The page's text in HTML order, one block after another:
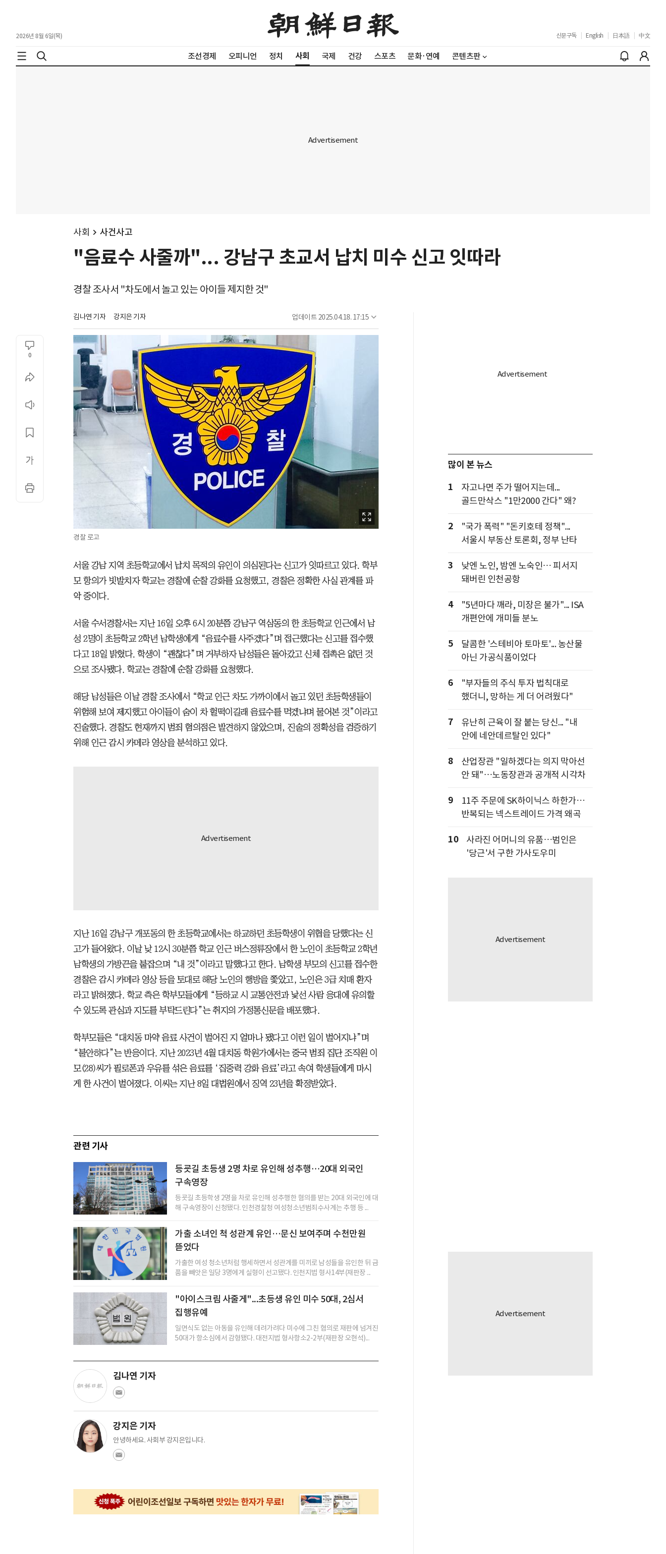
2026년 8월 6일(목) 신문구독 English 日本語 中文
조선경제 오피니언 정치 사회 국제 건강 스포츠 문화·연예 콘텐츠판
사회 사건사고
"음료수 사줄까"... 강남구 초교서 납치 미수 신고 잇따라
경찰 조사서 "차도에서 놀고 있는 아이들 제지한 것"
김나연 기자 강지은 기자 업데이트 2025.04.18. 17:15
0
경찰 로고
서울 강남 지역 초등학교에서 납치 목적의 유인이 의심된다는 신고가 잇따르고 있다. 학부
모 항의가 빗발치자 학교는 경찰에 순찰 강화를 요청했고, 경찰은 정확한 사실 관계를 파
악 중이다.
서울 수서경찰서는 지난 16일 오후 6시 20분쯤 강남구 역삼동의 한 초등학교 인근에서 남
성 2명이 초등학교 2학년 남학생에게 “음료수를 사주겠다”며 접근했다는 신고를 접수했
다고 18일 밝혔다. 학생이 “괜찮다”며 거부하자 남성들은 돌아갔고 신체 접촉은 없던 것
으로 조사됐다. 학교는 경찰에 순찰 강화를 요청했다.
해당 남성들은 이날 경찰 조사에서 “학교 인근 차도 가까이에서 놀고 있던 초등학생들이
위험해 보여 제지했고 아이들이 숨이 차 헐떡이길래 음료수를 먹겠냐며 물어본 것”이라고
진술했다. 경찰도 현재까지 범죄 혐의점은 발견하지 않았으며, 진술의 정확성을 검증하기
위해 인근 감시 카메라 영상을 분석하고 있다.
지난 16일 강남구 개포동의 한 초등학교에서는 하교하던 초등학생이 위협을 당했다는 신
고가 들어왔다. 이날 낮 12시 30분쯤 학교 인근 버스정류장에서 한 노인이 초등학교 2학년
남학생의 가방끈을 붙잡으며 “내 것”이라고 말했다고 한다. 남학생 부모의 신고를 접수한
경찰은 감시 카메라 영상 등을 토대로 해당 노인의 행방을 쫓았고, 노인은 3급 치매 환자
라고 밝혀졌다. 학교 측은 학부모들에게 “등하교 시 교통안전과 낯선 사람 응대에 유의할
수 있도록 관심과 지도를 부탁드린다”는 취지의 가정통신문을 배포했다.
학부모들은 “대치동 마약 음료 사건이 벌어진 지 얼마나 됐다고 이런 일이 벌어지냐”며
“불안하다”는 반응이다. 지난 2023년 4월 대치동 학원가에서는 중국 범죄 집단 조직원 이
모(28)씨가 필로폰과 우유를 섞은 음료를 ‘집중력 강화 음료’라고 속여 학생들에게 마시
게 한 사건이 벌어졌다. 이씨는 지난 8일 대법원에서 징역 23년을 확정받았다.
관련 기사
등굣길 초등생 2명 차로 유인해 성추행…20대 외국인
구속영장
등굣길 초등학생 2명을 차로 유인해 성추행한 혐의를 받는 20대 외국인에 대
해 구속영장이 신청됐다. 인천경찰청 여성청소년범죄수사계는 추행 등 ...
가출 소녀인 척 성관계 유인…문신 보여주며 수천만원
뜯었다
가출한 여성 청소년처럼 행세하면서 성관계를 미끼로 남성들을 유인한 뒤 금
품을 빼앗은 일당 3명에게 실형이 선고됐다. 인천지법 형사14부(재판장 ...
"아이스크림 사줄게"...초등생 유인 미수 50대, 2심서
집행유예
일면식도 없는 아동을 유인해 데려가려다 미수에 그친 혐의로 재판에 넘겨진
50대가 항소심에서 감형됐다. 대전지법 형사항소2-2부(재판장 오현석)...
김나연 기자
강지은 기자
안녕하세요. 사회부 강지은입니다.
많이 본 뉴스
1
자고나면 주가 떨어지는데...
골드만삭스 "1만2000 간다" 왜?
2
"국가 폭력" "돈키호테 정책"...
서울시 부동산 토론회, 정부 난타
3
낮엔 노인, 밤엔 노숙인… 피서지
돼버린 인천공항
4
"5년마다 깨라, 미장은 불가"... ISA
개편안에 개미들 분노
5
달콤한 '스테비아 토마토'... 농산물
아닌 가공식품이었다
6
"부자들의 주식 투자 법칙대로
했더니, 망하는 게 더 어려웠다"
7
유난히 근육이 잘 붙는 당신... "내
안에 네안데르탈인 있다"
8
산업장관 "일하겠다는 의지 막아선
안 돼"…노동장관과 공개적 시각차
9
11주 주문에 SK하이닉스 하한가…
반복되는 넥스트레이드 가격 왜곡
10
사라진 어머니의 유품…범인은
'당근'서 구한 가사도우미